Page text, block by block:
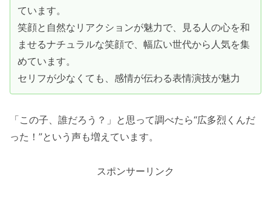
ています。
笑顔と自然なリアクションが魅力で、見る人の心を和
ませるナチュラルな笑顔で、幅広い世代から人気を集
めています。
セリフが少なくても、感情が伝わる表情演技が魅力
「この子、誰だろう？」と思って調べたら“広多烈くんだ
った！”という声も増えています。
スポンサーリンク